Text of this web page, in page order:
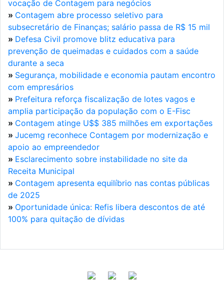
vocação de Contagem para negócios
» Contagem abre processo seletivo para
subsecretário de Finanças; salário passa de R$ 15 mil
» Defesa Civil promove blitz educativa para
prevenção de queimadas e cuidados com a saúde
durante a seca
» Segurança, mobilidade e economia pautam encontro
com empresários
» Prefeitura reforça fiscalização de lotes vagos e
amplia participação da população com o E-Fisc
» Contagem atinge U$$ 385 milhões em exportações
» Jucemg reconhece Contagem por modernização e
apoio ao empreendedor
» Esclarecimento sobre instabilidade no site da
Receita Municipal
» Contagem apresenta equilíbrio nas contas públicas
de 2025
» Oportunidade única: Refis libera descontos de até
100% para quitação de dívidas